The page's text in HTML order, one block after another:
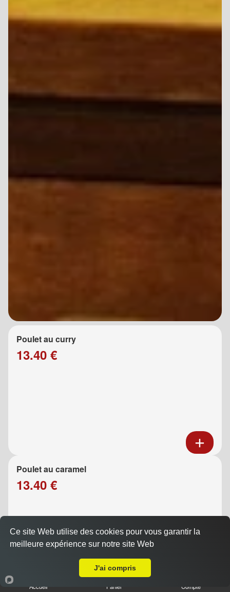
Poulet au curry
13.40 €
Poulet au caramel
13.40 €
Accueil Panier Compte
Ce site Web utilise des cookies pour vous garantir la
meilleure expérience sur notre site Web
J'ai compris